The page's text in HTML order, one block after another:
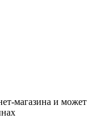
магазина и может